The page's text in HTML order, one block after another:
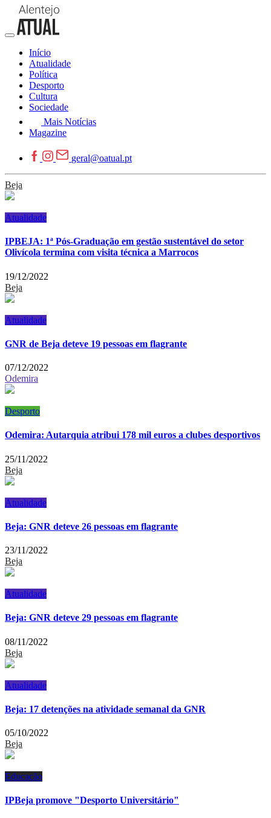
Início
Atualidade
Política
Desporto
Cultura
Sociedade
Mais Notícias
Magazine
geral@oatual.pt
Beja
Atualidade
IPBEJA: 1ª Pós-Graduação em gestão sustentável do setor
Olivícola termina com visita técnica a Marrocos
19/12/2022
Beja
Atualidade
GNR de Beja deteve 19 pessoas em flagrante
07/12/2022
Odemira
Desporto
Odemira: Autarquia atribui 178 mil euros a clubes desportivos
25/11/2022
Beja
Atualidade
Beja: GNR deteve 26 pessoas em flagrante
23/11/2022
Beja
Atualidade
Beja: GNR deteve 29 pessoas em flagrante
08/11/2022
Beja
Atualidade
Beja: 17 detenções na atividade semanal da GNR
05/10/2022
Beja
Educação
IPBeja promove "Desporto Universitário"